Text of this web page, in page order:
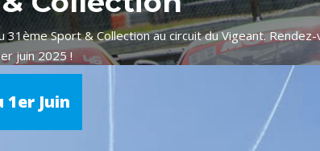
Sport & Collection au circuit du Vigeant.
juin 2025 !
1er Juin